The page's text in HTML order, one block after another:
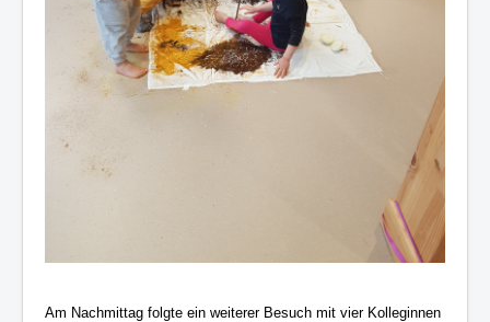
Am Nachmittag folgte ein weiterer Besuch mit vier Kolleginnen